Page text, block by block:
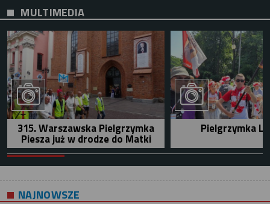
MULTIMEDIA
315. Warszawska Pielgrzymka
Piesza już w drodze do Matki
Pielgrzymka
NAJNOWSZE